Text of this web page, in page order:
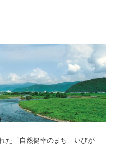
た「自然健幸のまち いびが